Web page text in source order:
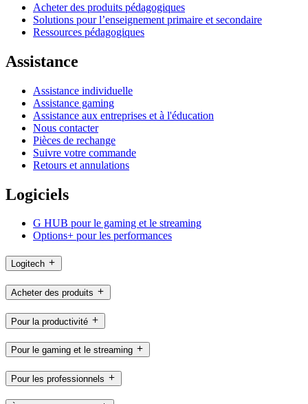
Acheter des produits pédagogiques
Solutions pour l’enseignement primaire et secondaire
Ressources pédagogiques
Assistance
Assistance individuelle
Assistance gaming
Assistance aux entreprises et à l'éducation
Nous contacter
Pièces de rechange
Suivre votre commande
Retours et annulations
Logiciels
G HUB pour le gaming et le streaming
Options+ pour les performances
Logitech
Acheter des produits
Pour la productivité
Pour le gaming et le streaming
Pour les professionnels